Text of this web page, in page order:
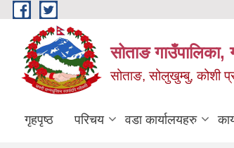
Skip to main content
सोताङ गाउँपालिका,
सोताङ, सोलुखुम्बु, कोशी
गृहपृष्ठ परिचय वडा कार्यालयहरु